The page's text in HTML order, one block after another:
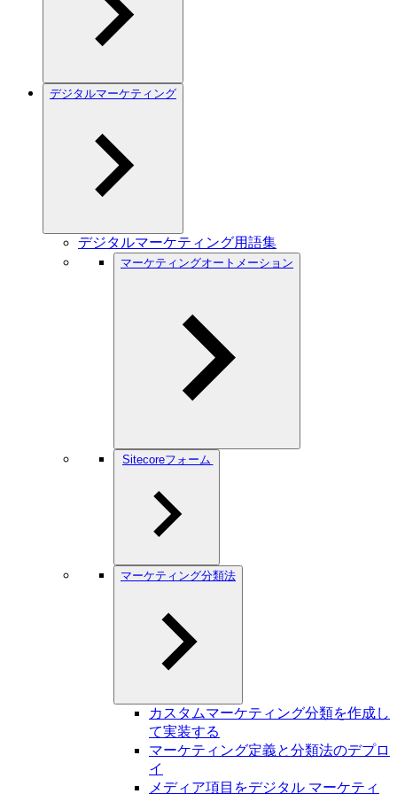
デジタルマーケティング
デジタルマーケティング用語集
マーケティングオートメーション
マーケティング分類法
カスタムマーケティング分類を作成し
て実装する
マーケティング定義と分類法のデプロ
イ
メディア項目をデジタル マーケティ